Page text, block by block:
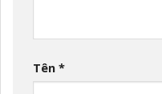
Tên *